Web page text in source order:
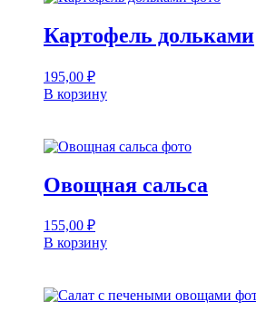
Картофель дольками
195,00 ₽
В корзину
Овощная сальса
155,00 ₽
В корзину